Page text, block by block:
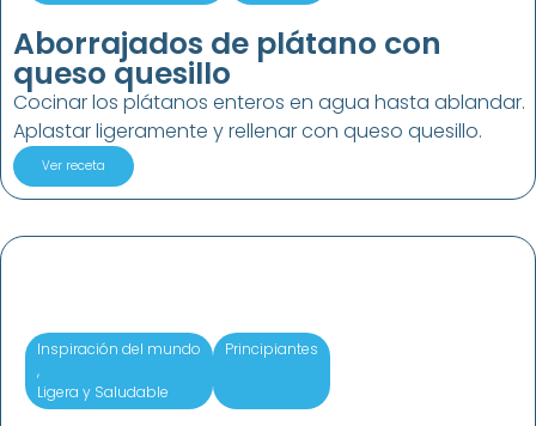
Aborrajados de plátano con
queso quesillo
Cocinar los plátanos enteros en agua hasta ablandar.
Aplastar ligeramente y rellenar con queso quesillo.
Ver receta
Inspiración del mundo
,
Ligera y Saludable
Principiantes